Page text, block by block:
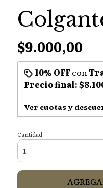
$9.000,00
10% OFFcon
Precio final:
Ver cuotas y
Cantidad